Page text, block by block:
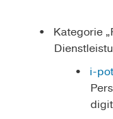
Kategorie
i-